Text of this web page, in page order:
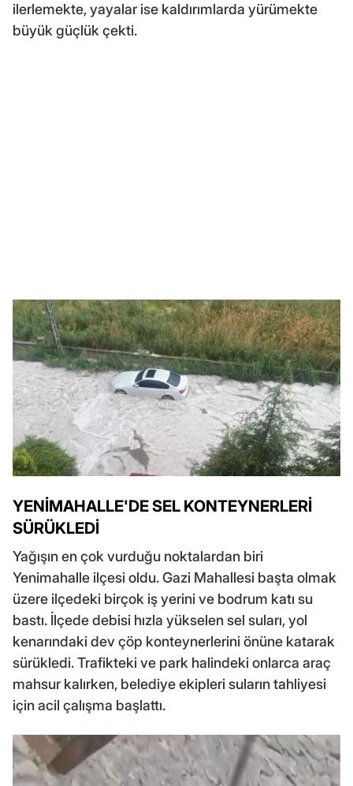
ilerlemekte, yayalar ise kaldırımlarda yürümekte
büyük güçlük çekti.
YENİMAHALLE'DE SEL KONTEYNERLERİ
SÜRÜKLEDİ
Yağışın en çok vurduğu noktalardan biri
Yenimahalle ilçesi oldu. Gazi Mahallesi başta olmak
üzere ilçedeki birçok iş yerini ve bodrum katı su
bastı. İlçede debisi hızla yükselen sel suları, yol
kenarındaki dev çöp konteynerlerini önüne katarak
sürükledi. Trafikteki ve park halindeki onlarca araç
mahsur kalırken, belediye ekipleri suların tahliyesi
için acil çalışma başlattı.